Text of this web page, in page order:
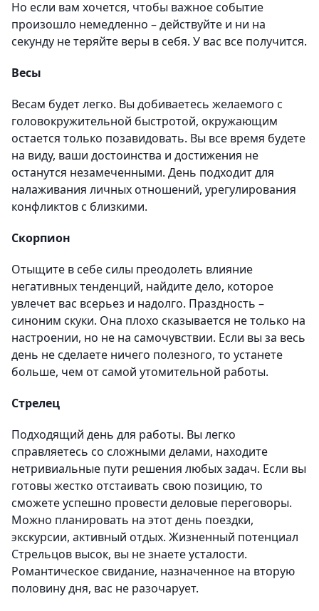
Но если вам хочется, чтобы важное событие
произошло немедленно – действуйте и ни на
секунду не теряйте веры в себя. У вас все получится.
Весы
Весам будет легко. Вы добиваетесь желаемого с
головокружительной быстротой, окружающим
остается только позавидовать. Вы все время будете
на виду, ваши достоинства и достижения не
останутся незамеченными. День подходит для
налаживания личных отношений, урегулирования
конфликтов с близкими.
Скорпион
Отыщите в себе силы преодолеть влияние
негативных тенденций, найдите дело, которое
увлечет вас всерьез и надолго. Праздность –
синоним скуки. Она плохо сказывается не только на
настроении, но не на самочувствии. Если вы за весь
день не сделаете ничего полезного, то устанете
больше, чем от самой утомительной работы.
Стрелец
Подходящий день для работы. Вы легко
справляетесь со сложными делами, находите
нетривиальные пути решения любых задач. Если вы
готовы жестко отстаивать свою позицию, то
сможете успешно провести деловые переговоры.
Можно планировать на этот день поездки,
экскурсии, активный отдых. Жизненный потенциал
Стрельцов высок, вы не знаете усталости.
Романтическое свидание, назначенное на вторую
половину дня, вас не разочарует.